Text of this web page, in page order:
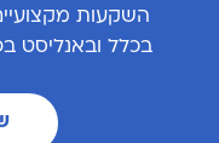
השקעות
בכלל ובאנליסט